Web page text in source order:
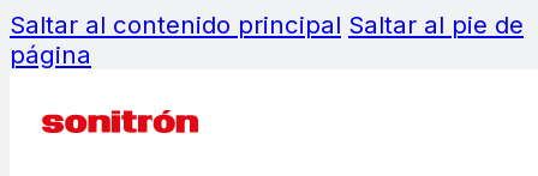
Saltar al contenido principal Saltar al pie de
página